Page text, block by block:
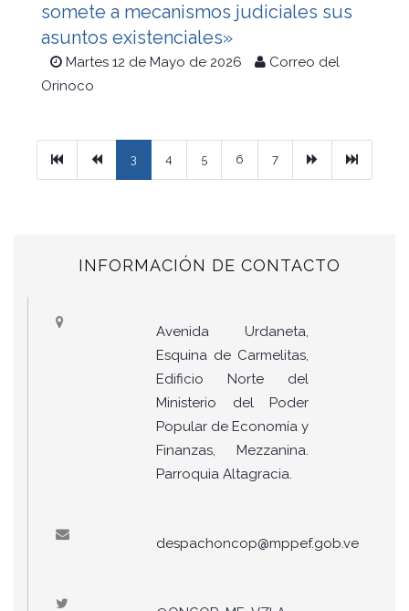
somete a mecanismos judiciales sus
asuntos existenciales»
Martes 12 de Mayo de 2026
Correo del
Orinoco
PrimeraPrevious
3 4 5 6 7 Ultimo
INFORMACIÓN DE CONTACTO
Avenida Urdaneta,
Esquina de Carmelitas,
Edificio Norte del
Ministerio del Poder
Popular de Economía y
Finanzas, Mezzanina.
Parroquia Altagracia.
despachoncop@mppef.gob.ve